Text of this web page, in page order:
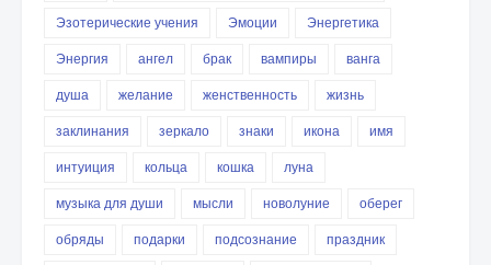
Эзотерические учения
Эмоции
Энергетика
Энергия
ангел брак вампиры
ванга
душа
желание женственность
жизнь
заклинания
зеркало знаки икона
имя
интуиция
кольца кошка
луна
музыка для души
мысли новолуние
оберег
обряды
подарки подсознание
праздник